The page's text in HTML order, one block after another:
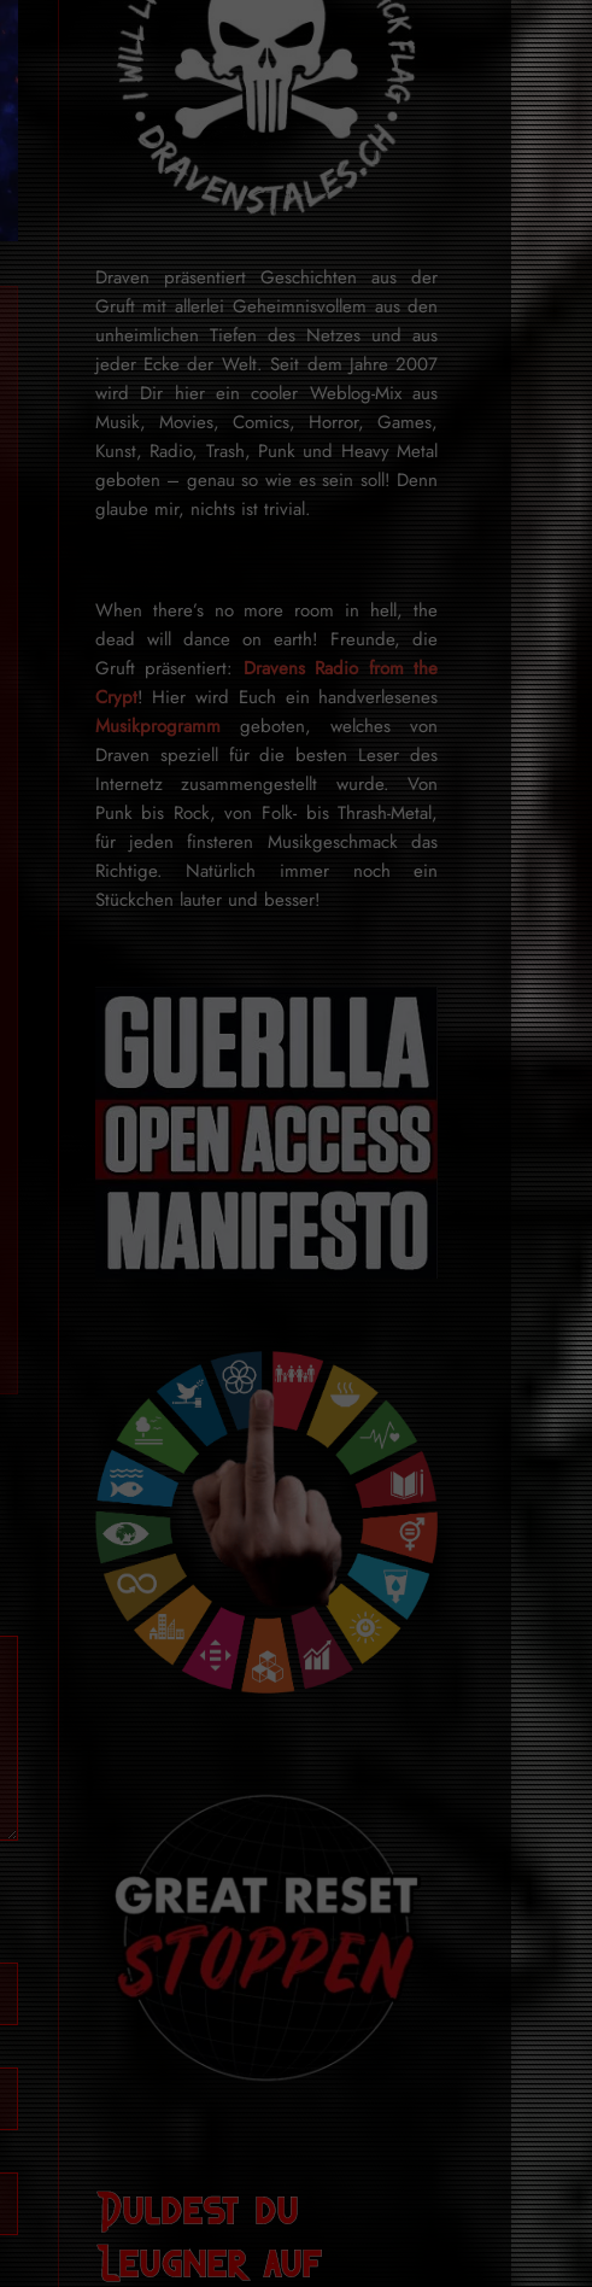
Draven präsentiert Geschichten aus der
Gruft mit allerlei Geheimnisvollem aus den
unheimlichen Tiefen des Netzes und aus
jeder Ecke der Welt. Seit dem Jahre 2007
wird Dir hier ein cooler Weblog-Mix aus
Musik, Movies, Comics, Horror, Games,
Kunst, Radio, Trash, Punk und Heavy Metal
geboten – genau so wie es sein soll! Denn
glaube mir, nichts ist trivial.
When there’s no more room in hell, the
dead will dance on earth! Freunde, die
Gruft präsentiert: Dravens Radio from the
Crypt! Hier wird Euch ein handverlesenes
Musikprogramm geboten, welches von
Draven speziell für die besten Leser des
Internetz zu­sammen­ge­stellt wurde. Von
Punk bis Rock, von Folk- bis Thrash-Metal,
für je­den finsteren Mu­sik­ge­schmack das
Rich­tige. Natürlich immer noch ein
Stückchen lauter und besser!
Duldest du
Leugner auf